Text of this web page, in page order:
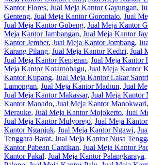
Kantor Flores, Jual Meja Kantor Gayungan,
Genteng, Jual Meja Kantor Gorontalo, Jual
Jual Meja Kantor Gubeng, Jual Meja Kantor
Meja Kantor Jambangan, Jual Meja Kantor
Kantor Jember, Jual Meja Kantor Jombang,
Karang Pilang, Jual Meja Kantor Kediri, Jual
Jual Meja Kantor Kenjeran, Jual Meja Kantor
Meja Kantor Kotamobagu, Jual Meja Kantor
Kantor Kupang, Jual Meja Kantor Lakar Santri
Lamongan, Jual Meja Kantor Madiun, Jual
Jual Meja Kantor Makassar, Jual Meja Kantor
Kantor Manado, Jual Meja Kantor Manokwari,
Merauke, Jual Meja Kantor Mojokerto, Jual
Jual Meja Kantor Mulyorejo, Jual Meja
Kantor Nganjuk, Jual Meja Kantor Ngawi,
Tenggara Barat, Jual Meja Kantor Nusa
Kantor Pabean Cantikan, Jual Meja Kantor
Kantor Pakal, Jual Meja Kantor Palangkaraya,